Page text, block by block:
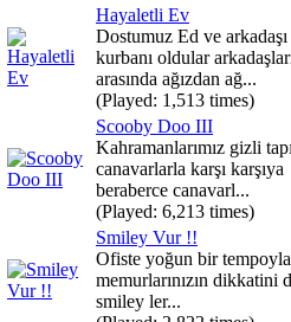
Hayaletli Ev
Dostumuz Ed ve
kurbanı oldular
arasında ağızdan ağ...
(Played: 1,513 times)
Scooby Doo III
Kahramanlarımız gizli
canavarlarla karşı karşıya
beraberce canavarl...
(Played: 6,213 times)
Smiley Vur !!
Ofiste yoğun bir tempoyla
memurlarınızın dikkatini
smiley ler...